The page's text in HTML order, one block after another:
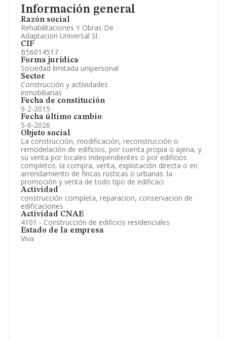
Información general
Razón social
Rehabilitaciones Y Obras De
Adaptacion Universal Sl.
CIF
B56014517
Forma jurídica
Sociedad limitada unipersonal
Sector
Construcción y actividades
inmobiliarias
Fecha de constitución
9-2-2015
Fecha último cambio
5-6-2026
Objeto social
La construcción, modificación, reconstrucción o
remodelación de edificios, por cuenta propia o ajena, y
su venta por locales independientes o por edificios
completos. la compra, venta, explotación directa o en
arrendamiento de fincas rústicas o urbanas. la
promoción y venta de todo tipo de edificaci
Actividad
construcción completa, reparacion, conservacion de
edificaciones
Actividad CNAE
4101 - Construcción de edificios residenciales
Estado de la empresa
Viva
Artículos de prensa publicados sobre la empresa.
Información oficial y registral complementaria.